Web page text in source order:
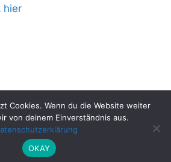
hier
Lo Capo ☀️ Sizilien
GeneratePress
Cookies. Wenn du die Website weiter
von deinem Einverständnis aus.
OKAY